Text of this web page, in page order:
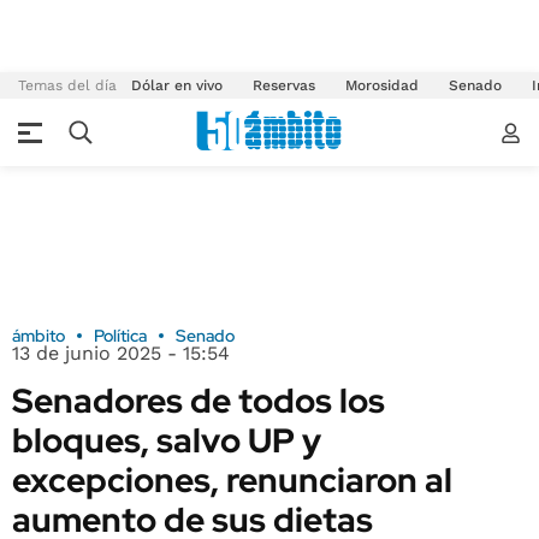
Temas del día Dólar en vivo Reservas Morosidad Senado
ámbito Política Senado
13 de junio 2025 - 15:54
Senadores de todos los
bloques, salvo UP y
excepciones, renunciaron al
aumento de sus dietas